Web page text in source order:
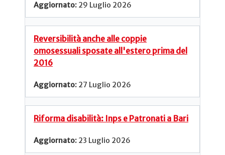
29 Luglio 2026
Reversibilità anche alle coppie
omosessuali sposate all'estero prima del
2016
27 Luglio 2026
Riforma disabilità: Inps e Patronati a Bari
23 Luglio 2026